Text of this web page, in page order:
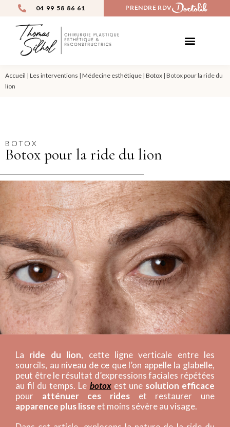
04 99 58 86 61 PRENDRE RDV
Accueil | Les interventions | Médecine esthétique | Botox | Botox pour la ride du
lion
BOTOX
Botox pour la ride du lion
La ride du lion, cette ligne verticale entre les
sourcils, au niveau de ce que l’on appelle la glabelle,
peut être le résultat d’expressions faciales répétées
au fil du temps. Le botoxest une solution efficace
pour atténuer ces rides et restaurer une
apparence plus lisse et moins sévère au visage.